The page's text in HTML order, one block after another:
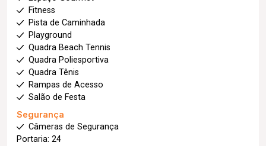
Fitness
Pista de Caminhada
Playground
Quadra Beach Tennis
Quadra Poliesportiva
Quadra Tênis
Rampas de Acesso
Salão de Festa
Segurança
Câmeras de Segurança
Portaria: 24